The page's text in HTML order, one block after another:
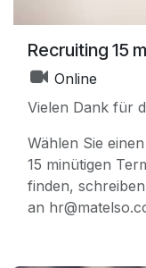
Recruiting 15
Online
Vielen Dank für
Wählen Sie
15 minütigen
finden,
an